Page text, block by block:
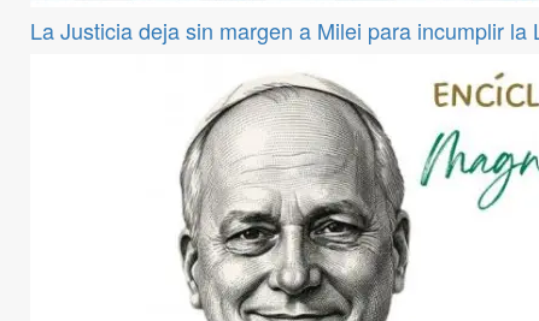
La Justicia deja sin margen a Milei para incumplir